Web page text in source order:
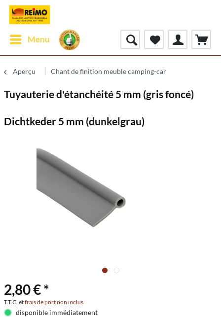
Menu
Aperçu Chant de finition meuble camping-car
Tuyauterie d'étanchéité 5 mm (gris foncé)
Dichtkeder 5 mm (dunkelgrau)
2,80 € *
T.T.C. etfrais de port non inclus
disponible immédiatement